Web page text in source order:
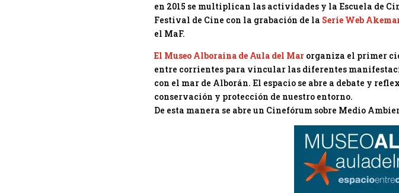
en 2015 se multiplican las actividades y la Escuela de
Festival de Cine con la grabación de la Serie Web
el MaF.
El Museo Alboraina de Aula del Mar organiza el primer
entre corrientes para vincular las diferentes
con el mar de Alborán. El espacio se abre a debate y
conservación y protección de nuestro entorno.
De esta manera se abre un Cinefórum sobre Medio